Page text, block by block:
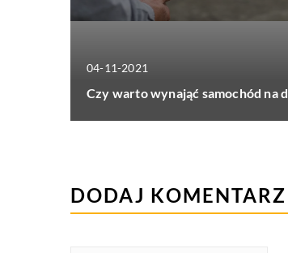
04-11-2021
Czy warto wynająć samochód na
DODAJ KOMENTARZ